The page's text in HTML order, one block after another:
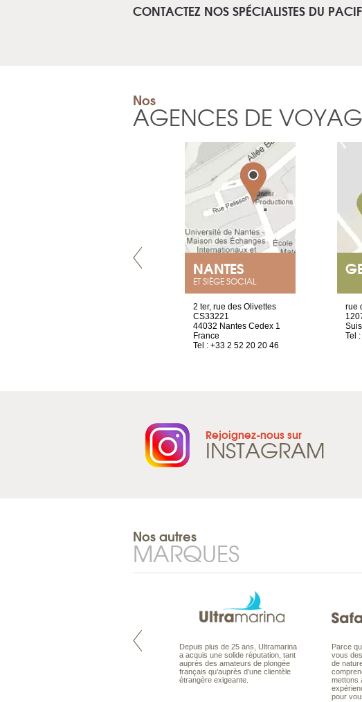
CONTACTEZ NOS SPÉCIALISTES DU
Nos
AGENCES DE
NANTES
ET SIÈGE SOCIAL
2 ter, rue des Olivettes
CS33221
44032 Nantes Cedex 1
France
Tel : +33 2 52 20 20 46
rue
Tel
Rejoignez-nous sur
INSTAGRAM
Nos autres
MARQUES
Maldives à la Carte propose tous
Depuis plus de 25 ans, Ultramarina
a acquis une solide réputation, tant
auprès des amateurs de plongée
français qu’auprès d’une clientèle
étrangère exigeante.
Parce
vous
de
mettons
pour